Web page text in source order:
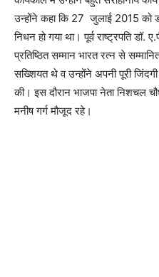
उन्होंने कहा कि 27 जुलाई 2015 को
निधन हो गया था। पूर्व राष्ट्रपति
प्रतिष्ठित सम्मान भारत रत्न से
सख्शियत थे व उन्होंने अपनी पूरी
की। इस दौरान भाजपा नेता निशचल
मनीष गर्ग मौजूद रहे।